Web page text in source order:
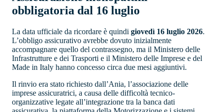
obbligatoria dal 16 luglio
La data ufficiale da ricordare è quindi giovedì 16 luglio 2026.
L’obbligo assicurativo avrebbe dovuto inizialmente
accompagnare quello del contrassegno, ma il Ministero delle
Infrastrutture e dei Trasporti e il Ministero delle Imprese e del
Made in Italy hanno concesso circa due mesi aggiuntivi.
Il rinvio era stato richiesto dall’Ania, l’associazione delle
imprese assicuratrici, a causa delle difficoltà tecnico-
organizzative legate all’integrazione tra la banca dati